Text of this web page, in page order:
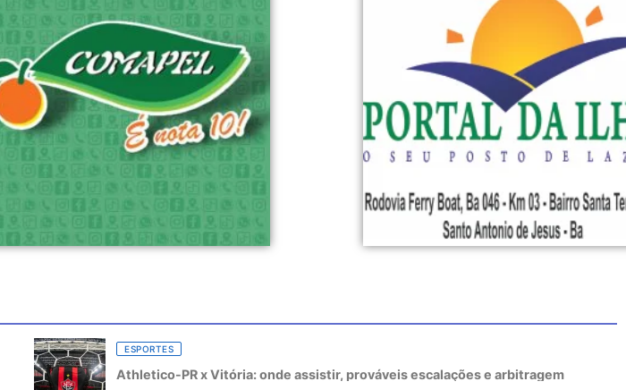
ESPORTES
Athletico-PR x Vitória: onde assistir, prováveis escalações e arbitragem